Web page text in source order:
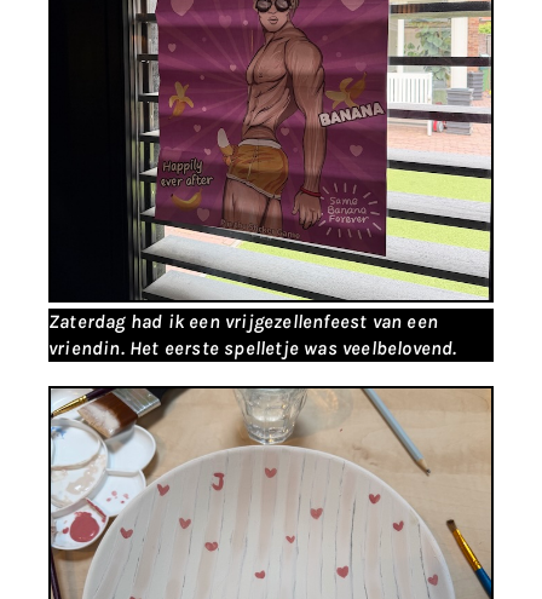
Zaterdag had ik een vrijgezellenfeest van een
vriendin. Het eerste spelletje was veelbelovend.